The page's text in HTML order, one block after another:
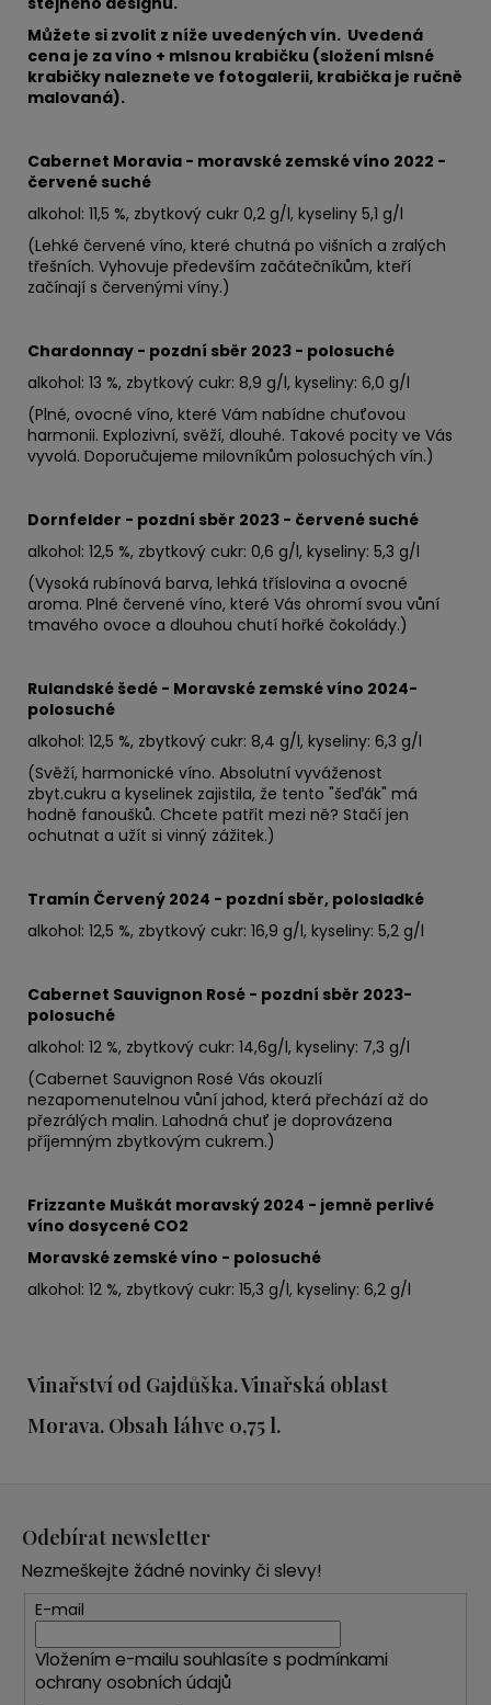
Můžete si zvolit z níže uvedených vín. Uvedená
cena je za víno + mlsnou krabičku (složení mlsné
krabičky naleznete ve fotogalerii, krabička je ručně
malovaná).
Cabernet Moravia - moravské zemské víno 2022 -
červené suché
alkohol: 11,5 %, zbytkový cukr 0,2 g/l, kyseliny 5,1 g/l
(Lehké červené víno, které chutná po višních a zralých
třešních. Vyhovuje především začátečníkům, kteří
začínají s červenými víny.)
Chardonnay - pozdní sběr 2023 - polosuché
alkohol: 13 %, zbytkový cukr: 8,9 g/l, kyseliny: 6,0 g/l
(Plné, ovocné víno, které Vám nabídne chuťovou
harmonii. Explozivní, svěží, dlouhé. Takové pocity ve Vás
vyvolá. Doporučujeme milovníkům polosuchých vín.)
Dornfelder - pozdní sběr 2023 - červené suché
alkohol: 12,5 %, zbytkový cukr: 0,6 g/l, kyseliny: 5,3 g/l
(Vysoká rubínová barva, lehká tříslovina a ovocné
aroma. Plné červené víno, které Vás ohromí svou vůní
tmavého ovoce a dlouhou chutí hořké čokolády.)
Rulandské šedé - Moravské zemské víno 2024-
polosuché
alkohol: 12,5 %, zbytkový cukr: 8,4 g/l, kyseliny: 6,3 g/l
(Svěží, harmonické víno. Absolutní vyváženost
zbyt.cukru a kyselinek zajistila, že tento "šeďák" má
hodně fanoušků. Chcete patřit mezi ně? Stačí jen
ochutnat a užít si vinný zážitek.)
Tramín Červený 2024 - pozdní sběr, polosladké
alkohol: 12,5 %, zbytkový cukr: 16,9 g/l, kyseliny: 5,2 g/l
Cabernet Sauvignon Rosé - pozdní sběr 2023-
polosuché
alkohol: 12 %, zbytkový cukr: 14,6g/l, kyseliny: 7,3 g/l
(Cabernet Sauvignon Rosé Vás okouzlí
nezapomenutelnou vůní jahod, která přechází až do
přezrálých malin. Lahodná chuť je doprovázena
příjemným zbytkovým cukrem.)
Frizzante Muškát moravský 2024 - jemně perlivé
víno dosycené CO2
Moravské zemské víno - polosuché
alkohol: 12 %, zbytkový cukr: 15,3 g/l, kyseliny: 6,2 g/l
Vinařství od Gajdůška. Vinařská oblast
Morava. Obsah láhve 0,75 l.
Odebírat newsletter
Nezmeškejte žádné novinky či slevy!
E-mail
Vložením e-mailu souhlasíte s podmínkami
ochrany osobních údajů